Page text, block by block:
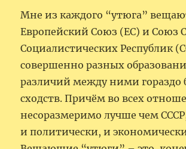
Мне из каждого “утюга”
Европейский Союз (ЕС) и Союз
Социалистических Республик
совершенно разных
различий между ними гораздо
сходств. Причём во всех
несоразмеримо лучше чем
и политически, и